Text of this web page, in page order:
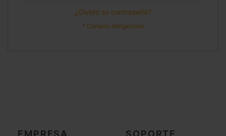
¿Olvidó su contraseña?